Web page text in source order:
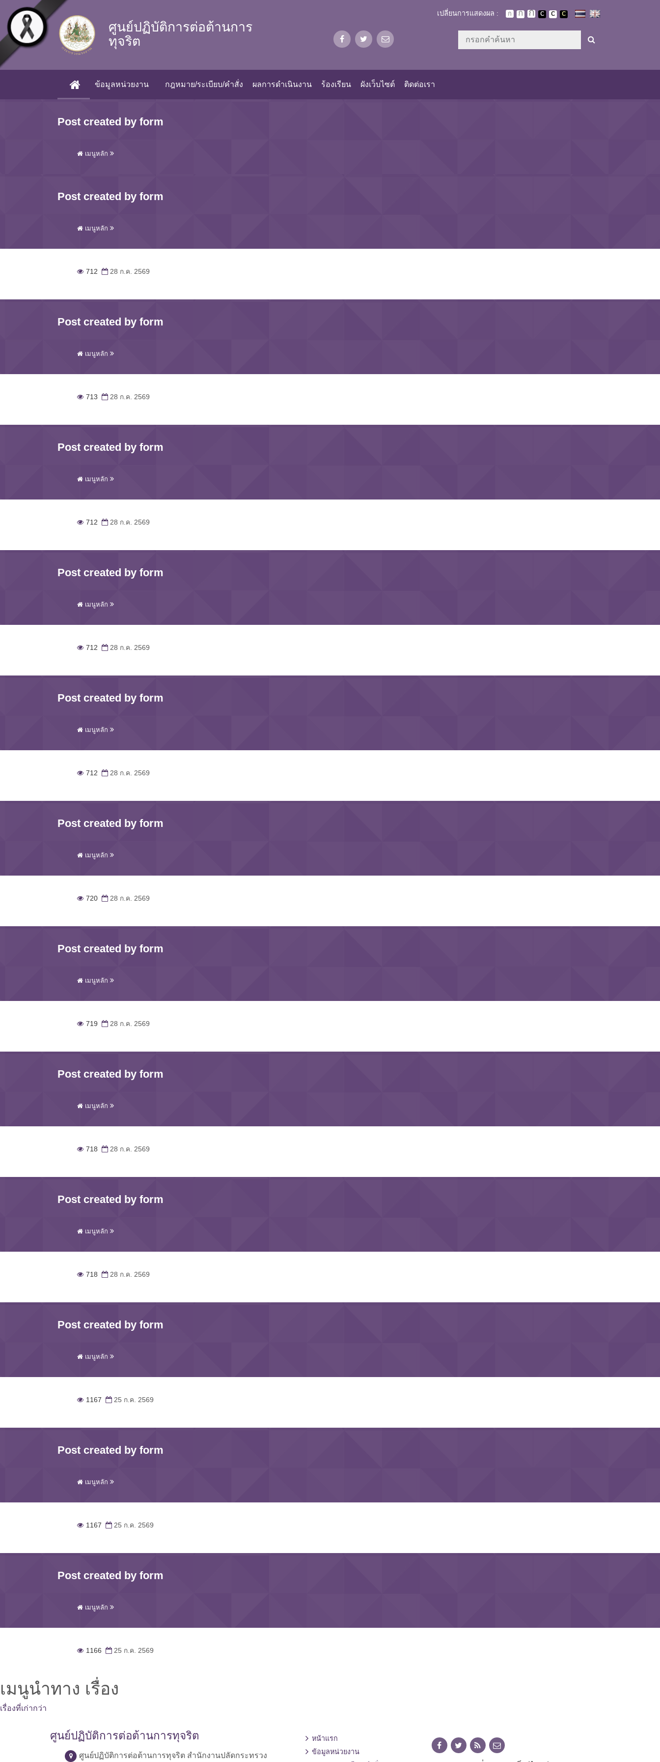
Skip to main content
ศูนย์ปฏิบัติการต่อต้านการ
ทุจริต
เปลี่ยนการแสดงผล :
(CURRENT)
ข้อมูลหน่วยงาน กฎหมาย/ระเบียบ/คำสั่ง ผลการดำเนินงาน ร้องเรียน ผังเว็บไซต์ ติดต่อเรา
Post created by form
เมนูหลัก
Post created by form
เมนูหลัก
712 28 ก.ค. 2569
Post created by form
เมนูหลัก
713 28 ก.ค. 2569
Post created by form
เมนูหลัก
712 28 ก.ค. 2569
Post created by form
เมนูหลัก
712 28 ก.ค. 2569
Post created by form
เมนูหลัก
712 28 ก.ค. 2569
Post created by form
เมนูหลัก
720 28 ก.ค. 2569
Post created by form
เมนูหลัก
719 28 ก.ค. 2569
Post created by form
เมนูหลัก
718 28 ก.ค. 2569
Post created by form
เมนูหลัก
718 28 ก.ค. 2569
Post created by form
เมนูหลัก
1167 25 ก.ค. 2569
Post created by form
เมนูหลัก
1167 25 ก.ค. 2569
Post created by form
เมนูหลัก
1166 25 ก.ค. 2569
เมนูนำทาง เรื่อง
เรื่องที่เก่ากว่า
ศูนย์ปฏิบัติการต่อต้านการทุจริต
ศูนย์ปฏิบัติการต่อต้านการทุจริต สำนักงานปลัดกระทรวง
หน้าแรก
ข้อมูลหน่วยงาน